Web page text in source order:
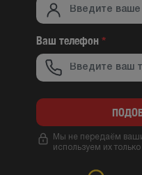
Ваш телефон*
Мы не передаём
используем их